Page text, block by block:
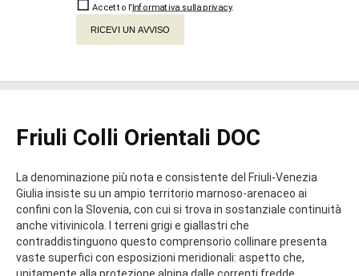
Accetto l'Informativa sulla privacy.
RICEVI UN AVVISO
Friuli Colli Orientali DOC
La denominazione più nota e consistente del Friuli-Venezia
Giulia insiste su un ampio territorio marnoso-arenaceo ai
confini con la Slovenia, con cui si trova in sostanziale continuità
anche vitivinicola. I terreni grigi e giallastri che
contraddistinguono questo comprensorio collinare presenta
vaste superfici con esposizioni meridionali: aspetto che,